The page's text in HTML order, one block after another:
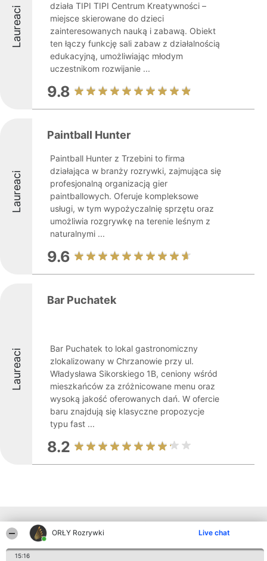
ORŁY Rozrywki Live chat
15:16
Laureaci
działa TIPI TIPI Centrum Kreatywności –
miejsce skierowane do dzieci
zainteresowanych nauką i zabawą. Obiekt
ten łączy funkcję sali zabaw z działalnością
edukacyjną, umożliwiając młodym
uczestnikom rozwijanie ...
9.8
Laureaci
Paintball Hunter
Paintball Hunter z Trzebini to firma
działająca w branży rozrywki, zajmująca się
profesjonalną organizacją gier
paintballowych. Oferuje kompleksowe
usługi, w tym wypożyczalnię sprzętu oraz
umożliwia rozgrywkę na terenie leśnym z
naturalnymi ...
9.6
Laureaci
Bar Puchatek
Bar Puchatek to lokal gastronomiczny
zlokalizowany w Chrzanowie przy ul.
Władysława Sikorskiego 1B, ceniony wśród
mieszkańców za zróżnicowane menu oraz
wysoką jakość oferowanych dań. W ofercie
baru znajdują się klasyczne propozycje
typu fast ...
8.2
Inne firmy z województwa